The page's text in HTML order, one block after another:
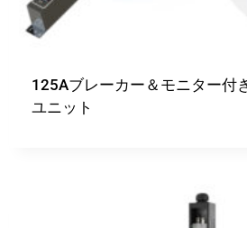
125Aブレーカー＆モニター付
ユニット